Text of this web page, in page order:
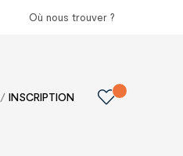
Où nous trouver ?
/ INSCRIPTION